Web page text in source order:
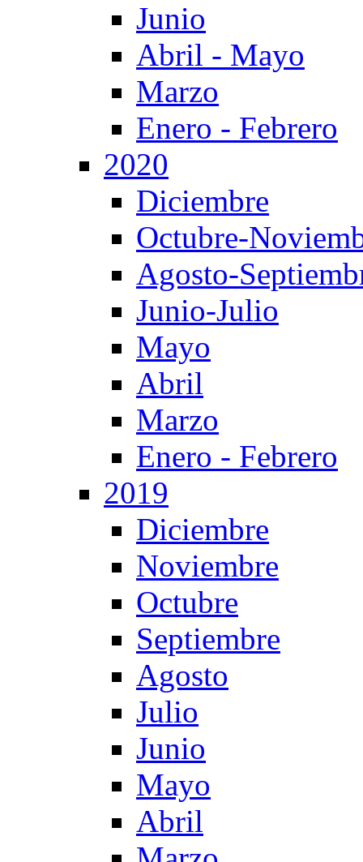
Junio
Abril - Mayo
Marzo
Enero - Febrero
2020
Diciembre
Octubre-
Agosto-
Junio-Julio
Mayo
Abril
Marzo
Enero - Febrero
2019
Diciembre
Noviembre
Octubre
Septiembre
Agosto
Julio
Junio
Mayo
Abril